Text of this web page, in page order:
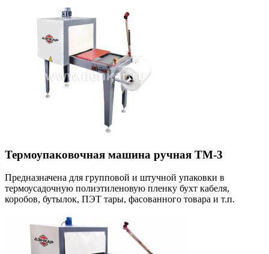
Термоупаковочная машина ручная ТМ-3
Предназначена для групповой и штучной упаковки в
термоусадочную полиэтиленовую пленку бухт кабеля,
коробов, бутылок, ПЭТ тары, фасованного товара и т.п.